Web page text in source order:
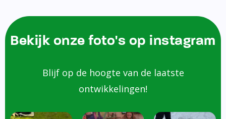
Bekijk onze foto's op instagram
Blijf op de hoogte van de laatste
ontwikkelingen!